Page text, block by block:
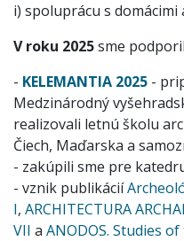
i) spoluprácu s
V roku 2025sme
- KELEMANTIA 2025 -
Medzinárodný
realizovali letnú školu
Čiech, Maďarska a
- ​zakúpili sme pre
- vznik publikácií
I, ARCHITECTURA
VII a ANODOS. Studies